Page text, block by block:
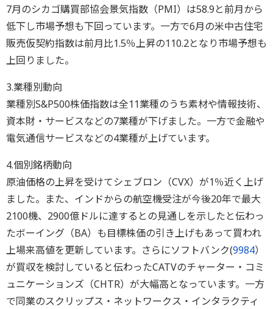
7月のシカゴ購買部協会景気指数（PMI）は58.9と前月から
低下し市場予想も下回っています。一方で6月の米中古住宅
販売仮契約指数は前月比1.5％上昇の110.2となり市場予想も
上回りました。
3.業種別動向
業種別S&P500株価指数は全11業種のうち素材や情報技術、
資本財・サービスなどの7業種が下げました。一方で金融や
電気通信サービスなどの4業種が上げています。
4.個別銘柄動向
原油価格の上昇を受けてシェブロン（CVX）が1％近く上げ
ました。また、インドからの航空機受注が今後20年で最大
2100機、2900億ドルに達するとの見通しを示したと伝わっ
たボーイング（BA）も目標株価の引き上げもあって買われ
上場来高値を更新しています。さらにソフトバンク(9984）
が買収を検討していると伝わったCATVのチャーター・コミ
ュニケーションズ（CHTR）が大幅高となっています。一方
で同業のスクリップス・ネットワークス・インタラクティ